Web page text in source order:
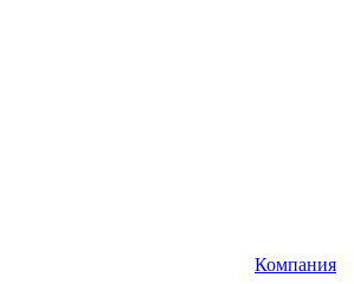
Компания